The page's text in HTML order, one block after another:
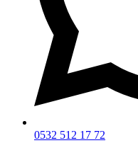
0532 512 17 72